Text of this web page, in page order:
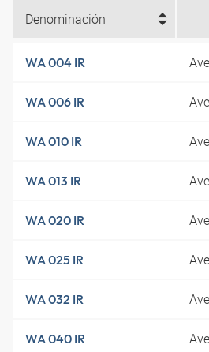
Denominación
WA 004 IR
WA 006 IR
WA 010 IR
WA 013 IR
WA 020 IR
WA 025 IR
WA 032 IR
WA 040 IR